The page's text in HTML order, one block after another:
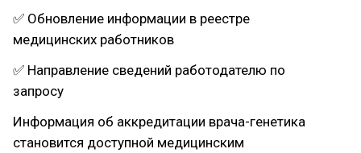
✅ Обновление информации в реестре
медицинских работников
✅ Направление сведений работодателю по
запросу
Информация об аккредитации врача-генетика
становится доступной медицинским